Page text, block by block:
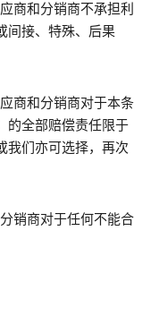
商和分销商不承担利
间接、特殊、后果
商和分销商对于本条
的全部赔偿责任限于
我们亦可选择，再次
销商对于任何不能合